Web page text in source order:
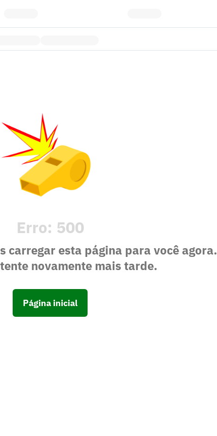
Erro: 500
carregar esta página para você agora.
novamente mais tarde.
Página inicial